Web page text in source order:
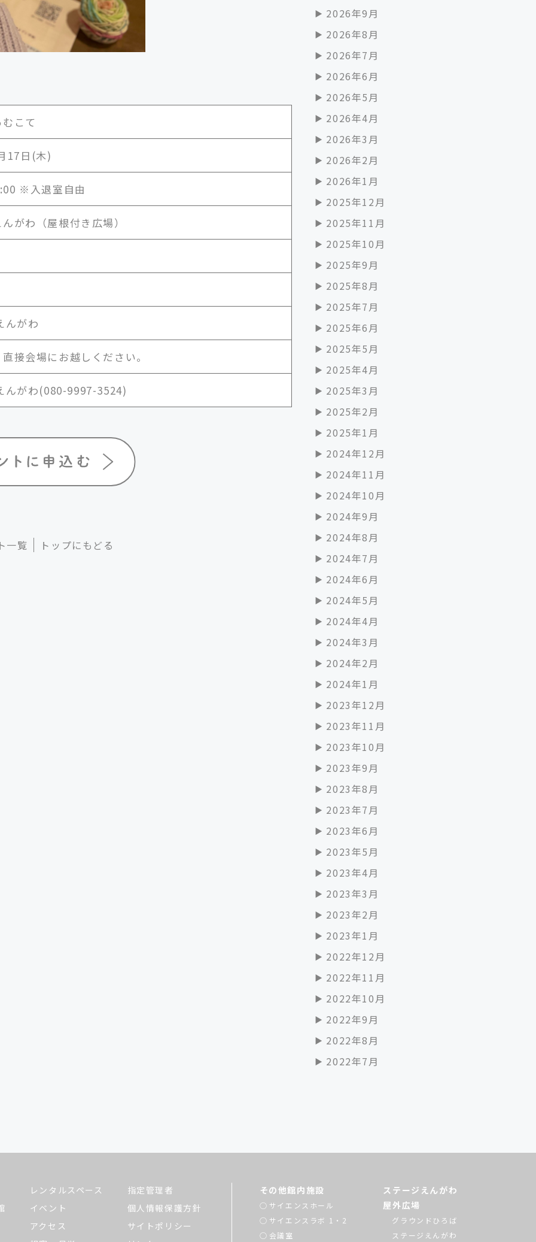
こて
17日(木)
※入退室自由
がわ（屋根付き広場）
んがわ
接会場にお越しください。
んがわ(080-9997-3524)
一覧 トップにもどる
2026年9月
2026年8月
2026年7月
2026年6月
2026年5月
2026年4月
2026年3月
2026年2月
2026年1月
2025年12月
2025年11月
2025年10月
2025年9月
2025年8月
2025年7月
2025年6月
2025年5月
2025年4月
2025年3月
2025年2月
2025年1月
2024年12月
2024年11月
2024年10月
2024年9月
2024年8月
2024年7月
2024年6月
2024年5月
2024年4月
2024年3月
2024年2月
2024年1月
2023年12月
2023年11月
2023年10月
2023年9月
2023年8月
2023年7月
2023年6月
2023年5月
2023年4月
2023年3月
2023年2月
2023年1月
2022年12月
2022年11月
2022年10月
2022年9月
2022年8月
2022年7月
レンタルスペース
イベント
アクセス
指定管理者
個人情報保護方針
サイトポリシー
その他館内施設
サイエンスホール
サイエンスラボ 1・2
会議室
ステージえんがわ
屋外広場
グラウンドひろば
ステージえんがわ